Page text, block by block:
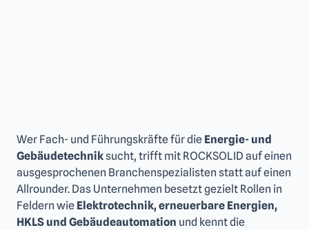
Wer Fach- und Führungskräfte für die Energie- und
Gebäudetechniksucht, trifft mit ROCKSOLID auf einen
ausgesprochenen Branchenspezialisten statt auf einen
Allrounder. Das Unternehmen besetzt gezielt Rollen in
Feldern wie Elektrotechnik, erneuerbare Energien,
HKLS und Gebäudeautomation und kennt die